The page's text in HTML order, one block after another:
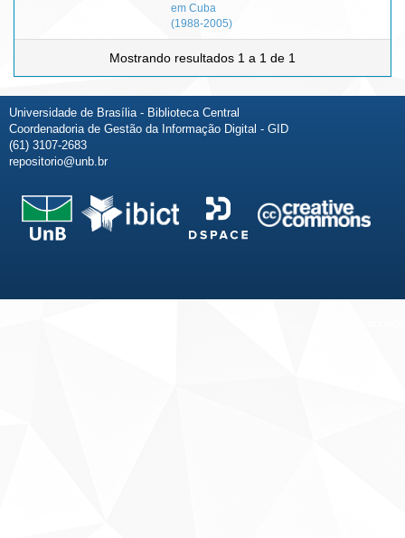
em Cuba
(1988-2005)
Mostrando resultados 1 a 1 de 1
Universidade de Brasília - Biblioteca Central
Coordenadoria de Gestão da Informação Digital - GID
(61) 3107-2683
repositorio@unb.br